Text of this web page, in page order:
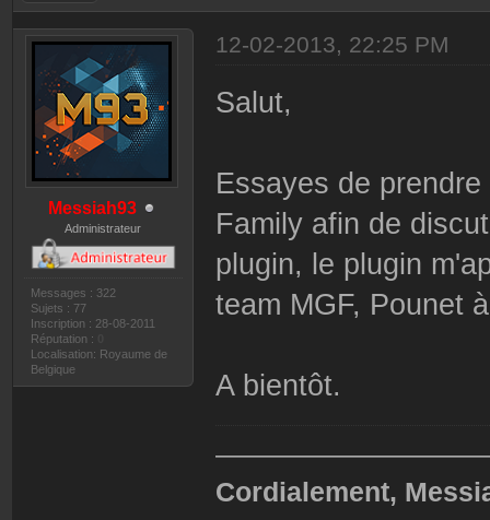
Messiah93
Administrateur
Messages : 322
Sujets : 77
Inscription : 28-08-2011
Réputation :
Localisation: Royaume de
Belgique
12-02-2013, 22:25 PM
Salut,
Essayes de
Family afin de
plugin, le plugin
team MGF, Pounet
A bientôt.
Cordialement,